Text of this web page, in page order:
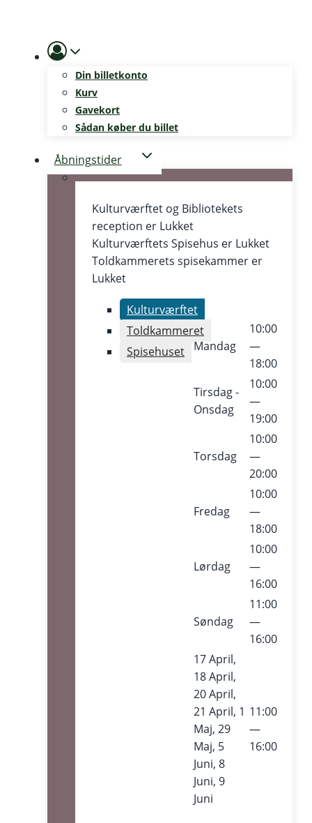
Din billetkonto
Kurv
Gavekort
Sådan køber du billet
Åbningstider
Kulturværftet og Bibliotekets
reception er Lukket
Kulturværftets Spisehus er Lukket
Toldkammerets spisekammer er
Lukket
Kulturværftet
Toldkammeret
Spisehuset
Mandag
10:00
—
18:00
Tirsdag -
Onsdag
10:00
—
19:00
Torsdag
10:00
—
20:00
Fredag
10:00
—
18:00
Lørdag
10:00
—
16:00
Søndag
11:00
—
16:00
17 April,
18 April,
20 April,
21 April, 1
Maj, 29
Maj, 5
Juni, 8
Juni, 9
Juni
11:00
—
16:00